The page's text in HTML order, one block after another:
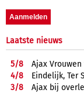
Laatste nieuws
5/8
Ajax
4/8
Eindelijk, Ter
3/8
Ajax bij